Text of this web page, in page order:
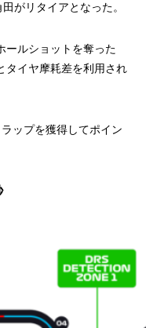
がリタイアとなった。
ールショットを奪った
タイヤ摩耗差を利用され
ップを獲得してポイン